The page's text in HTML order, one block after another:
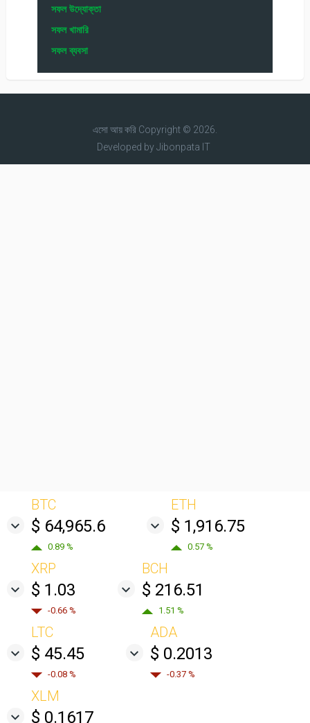
সফল উদ্যোক্তা
সফল খামারি
সফল ব্যবসা
এসো আয় করিCopyright © 2026.
Developed byJibonpata IT
BTC
$ 64,965.6
0.89 %
ETH
$ 1,916.75
0.57 %
XRP
$ 1.03
-0.66 %
BCH
$ 216.51
1.51 %
LTC
$ 45.45
-0.08 %
ADA
$ 0.2013
-0.37 %
XLM
$ 0.1617